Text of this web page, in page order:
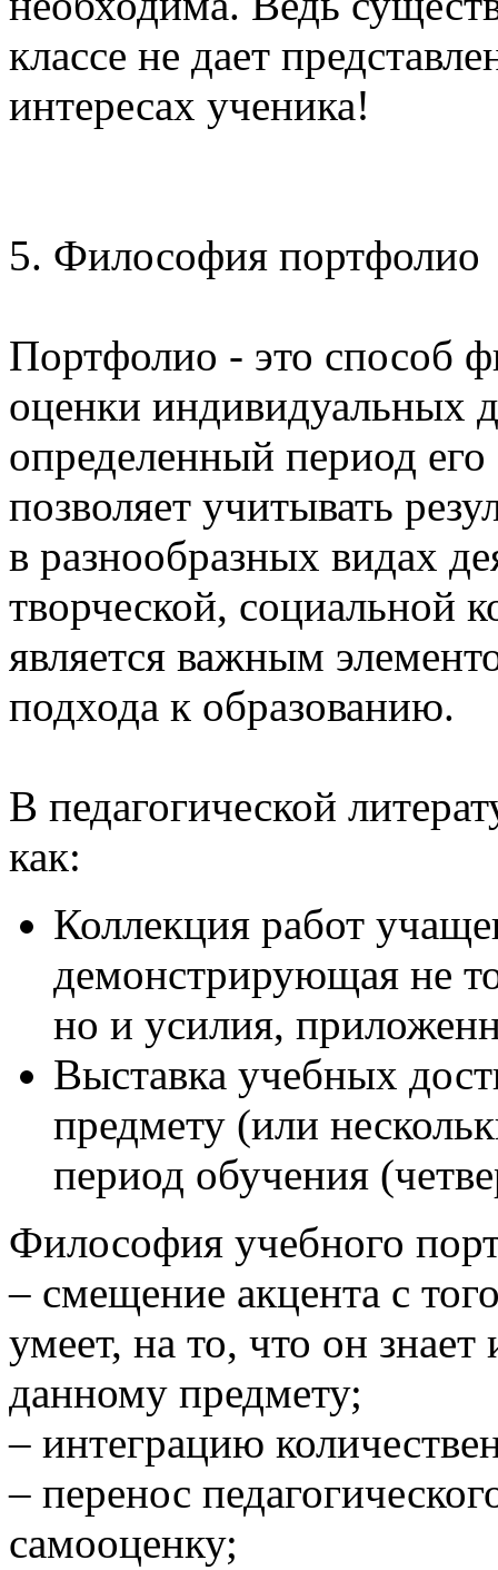
классе не дает
интересах ученика!
5. Философия портфолио
Портфолио - это способ
оценки индивидуальных
определенный период
позволяет учитывать
в разнообразных видах
творческой, социальной
является важным
подхода к образованию.
В педагогической
как:
Коллекция работ
демонстрирующая не
но и усилия,
Выставка учебных
предмету (или
период обучения
Философия учебного
– cмещение акцента с
умеет, на то, что он
данному предмету;
– интеграцию
– перенос
самооценку;